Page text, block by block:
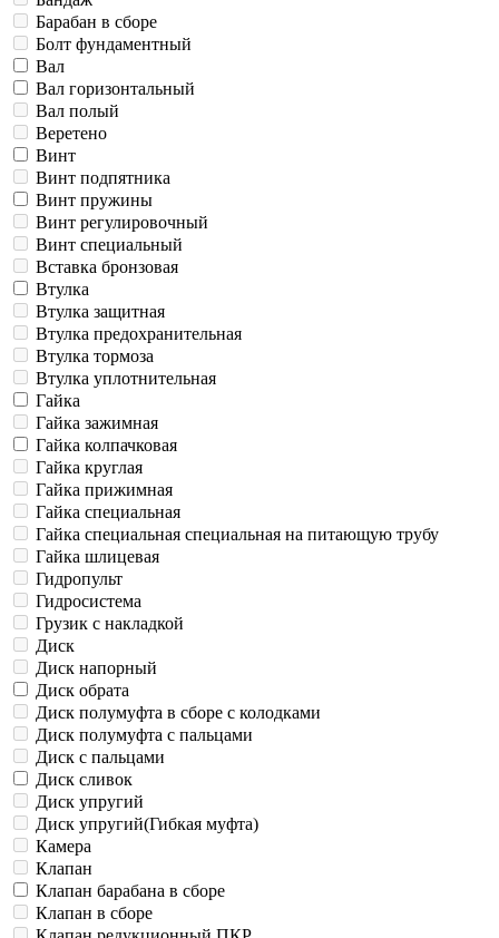
Барабан в сборе
Болт фундаментный
Вал
Вал горизонтальный
Вал полый
Веретено
Винт
Винт подпятника
Винт пружины
Винт регулировочный
Винт специальный
Вставка бронзовая
Втулка
Втулка защитная
Втулка предохранительная
Втулка тормоза
Втулка уплотнительная
Гайка
Гайка зажимная
Гайка колпачковая
Гайка круглая
Гайка прижимная
Гайка специальная
Гайка специальная специальная на питающую трубу
Гайка шлицевая
Гидропульт
Гидросистема
Грузик с накладкой
Диск
Диск напорный
Диск обрата
Диск полумуфта в сборе с колодками
Диск полумуфта с пальцами
Диск с пальцами
Диск сливок
Диск упругий
Диск упругий(Гибкая муфта)
Камера
Клапан
Клапан барабана в сборе
Клапан в сборе